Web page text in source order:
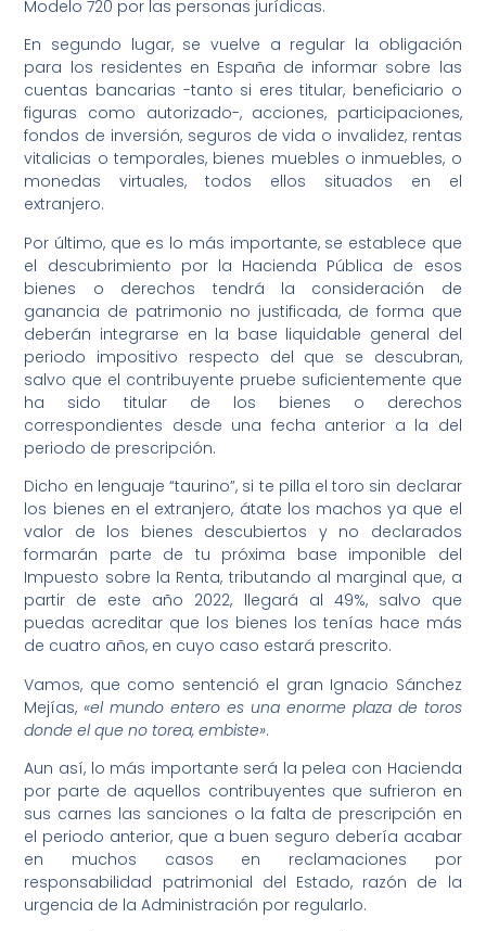
Modelo 720 por las personas jurídicas.
En segundo lugar, se vuelve a regular la obligación
para los residentes en España de informar sobre las
cuentas bancarias -tanto si eres titular, beneficiario o
figuras como autorizado-, acciones, participaciones,
fondos de inversión, seguros de vida o invalidez, rentas
vitalicias o temporales, bienes muebles o inmuebles, o
monedas virtuales, todos ellos situados en el
extranjero.
Por último, que es lo más importante, se establece que
el descubrimiento por la Hacienda Pública de esos
bienes o derechos tendrá la consideración de
ganancia de patrimonio no justificada, de forma que
deberán integrarse en la base liquidable general del
periodo impositivo respecto del que se descubran,
salvo que el contribuyente pruebe suficientemente que
ha sido titular de los bienes o derechos
correspondientes desde una fecha anterior a la del
periodo de prescripción.
Dicho en lenguaje “taurino”, si te pilla el toro sin declarar
los bienes en el extranjero, átate los machos ya que el
valor de los bienes descubiertos y no declarados
formarán parte de tu próxima base imponible del
Impuesto sobre la Renta, tributando al marginal que, a
partir de este año 2022, llegará al 49%, salvo que
puedas acreditar que los bienes los tenías hace más
de cuatro años, en cuyo caso estará prescrito.
Vamos, que como sentenció el gran Ignacio Sánchez
Mejías,«el mundo entero es una enorme plaza de toros
donde el que no torea, embiste».
Aun así, lo más importante será la pelea con Hacienda
por parte de aquellos contribuyentes que sufrieron en
sus carnes las sanciones o la falta de prescripción en
el periodo anterior, que a buen seguro debería acabar
en muchos casos en reclamaciones por
responsabilidad patrimonial del Estado, razón de la
urgencia de la Administración por regularlo.